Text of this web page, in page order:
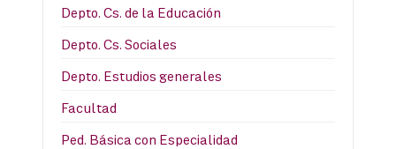
Depto. Cs. de la Educación
Depto. Cs. Sociales
Depto. Estudios generales
Facultad
Ped. Básica con Especialidad